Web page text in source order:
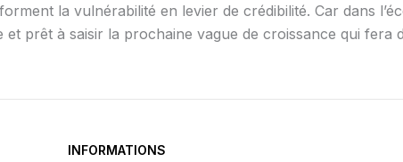
la vulnérabilité en levier de crédibilité. Car dans
et prêt à saisir la prochaine vague de croissance qui
INFORMATIONS